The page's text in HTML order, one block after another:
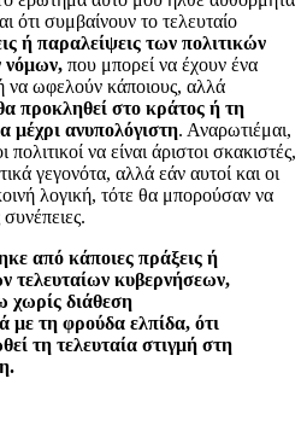
ότι συμβαίνουν το τελευταίο
ή παραλείψεις των πολιτικών
νόμων, που μπορεί να έχουν ένα
να ωφελούν κάποιους, αλλά
προκληθεί στο κράτος ή τη
μέχρι ανυπολόγιστη. Αναρωτιέμαι,
να είναι άριστοι σκακιστές,
γεγονότα, αλλά εάν αυτοί και οι
λογική, τότε θα μπορούσαν να
από κάποιες πράξεις ή
τελευταίων κυβερνήσεων,
χωρίς διάθεση
με τη φρούδα ελπίδα, ότι
τη τελευταία στιγμή στη